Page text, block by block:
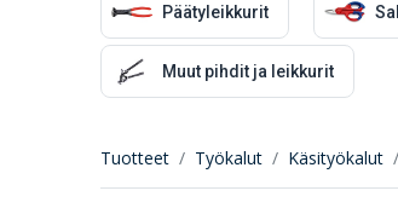
Päätyleikkurit
Muut pihdit ja leikkurit
Tuotteet Työkalut Käsityökalut